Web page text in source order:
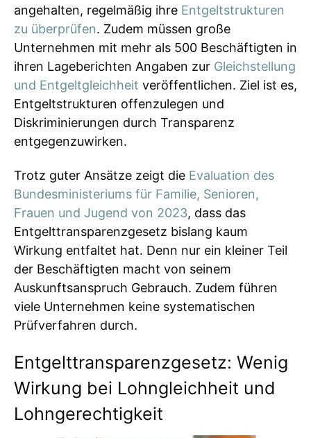
angehalten, regelmäßig ihre Entgeltstrukturen
zu überprüfen. Zudem müssen große
Unternehmen mit mehr als 500 Beschäftigten in
ihren Lageberichten Angaben zur Gleichstellung
und Entgeltgleichheit veröffentlichen. Ziel ist es,
Entgeltstrukturen offenzulegen und
Diskriminierungen durch Transparenz
entgegenzuwirken.
Trotz guter Ansätze zeigt die Evaluation des
Bundesministeriums für Familie, Senioren,
Frauen und Jugend von 2023, dass das
Entgelttransparenzgesetz bislang kaum
Wirkung entfaltet hat. Denn nur ein kleiner Teil
der Beschäftigten macht von seinem
Auskunftsanspruch Gebrauch. Zudem führen
viele Unternehmen keine systematischen
Prüfverfahren durch.
Entgelttransparenzgesetz: Wenig
Wirkung bei Lohngleichheit und
Lohngerechtigkeit